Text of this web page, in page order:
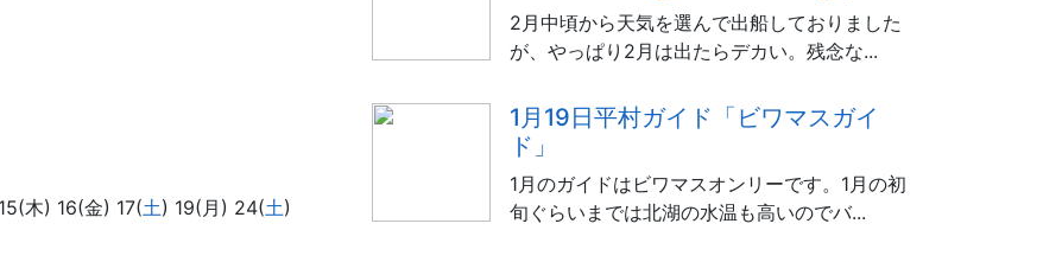
木) 16(金) 17(土) 19(月) 24(土)
2月中頃から天気を選んで出船しておりました
が、やっぱり2月は出たらデカい。残念な...
1月19日平村ガイド「ビワマスガイ
ド」
1月のガイドはビワマスオンリーです。1月の初
旬ぐらいまでは北湖の水温も高いのでバ...